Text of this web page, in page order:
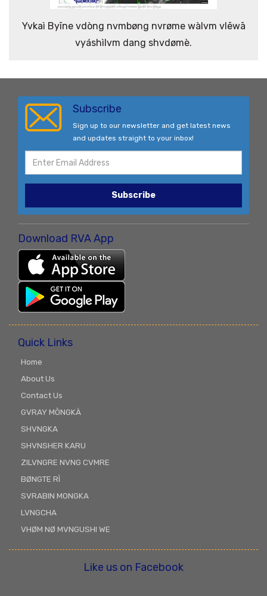
Yvkaì Byīne vdòng nvmbøng nvrøme wàlvm vlēwā
vyáshìlvm dang shvdømè.
Subscribe
Sign up to our newsletter and get latest news
and updates straight to your inbox!
Subscribe
Download RVA App
Quick Links
Home
About Us
Contact Us
GVRAY MÒNGKÀ
SHVNGKA
SHVNSHER KARU
ZILVNGRE NVNG CVMRE
BØNGTE RÌ
SVRABIN MONGKA
LVNGCHA
VHØM NØ MVNGUSHI WE
Like us on Facebook